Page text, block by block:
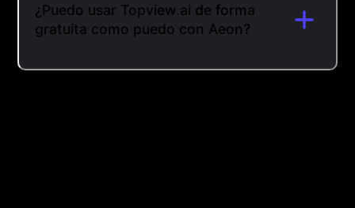
¿Puedo usar Topview.ai de forma
gratuita como puedo con Aeon?